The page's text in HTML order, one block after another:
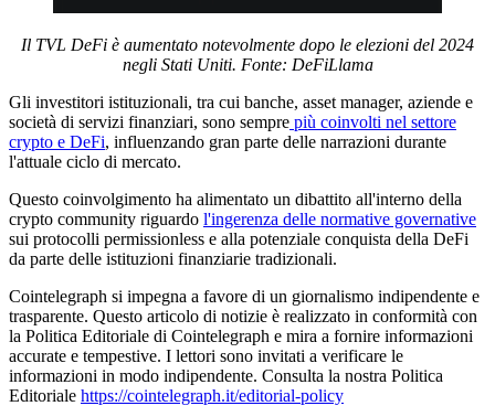
Il TVL DeFi è aumentato notevolmente dopo le elezioni del 2024
negli Stati Uniti. Fonte: DeFiLlama
Gli investitori istituzionali, tra cui banche, asset manager, aziende e
società di servizi finanziari, sono sempre più coinvolti nel settore
crypto e DeFi, influenzando gran parte delle narrazioni durante
l'attuale ciclo di mercato.
Questo coinvolgimento ha alimentato un dibattito all'interno della
crypto community riguardo l'ingerenza delle normative governative
sui protocolli permissionless e alla potenziale conquista della DeFi
da parte delle istituzioni finanziarie tradizionali.
Cointelegraph si impegna a favore di un giornalismo indipendente e
trasparente. Questo articolo di notizie è realizzato in conformità con
la Politica Editoriale di Cointelegraph e mira a fornire informazioni
accurate e tempestive. I lettori sono invitati a verificare le
informazioni in modo indipendente. Consulta la nostra Politica
Editoriale https://cointelegraph.it/editorial-policy